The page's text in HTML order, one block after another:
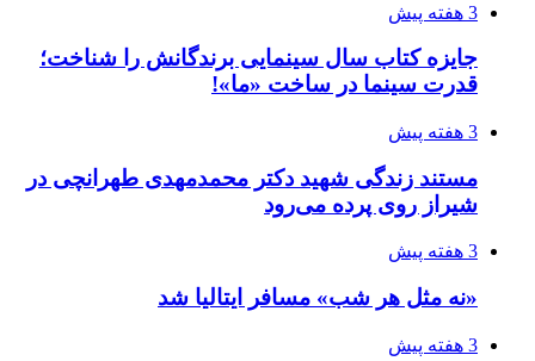
3 هفته پیش
جایزه کتاب سال سینمایی برندگانش را شناخت؛
قدرت سینما در ساخت «ما»!
3 هفته پیش
مستند زندگی شهید دکتر محمدمهدی طهرانچی در
شیراز روی پرده می‌رود
3 هفته پیش
«نه مثل هر شب» مسافر ایتالیا شد
3 هفته پیش